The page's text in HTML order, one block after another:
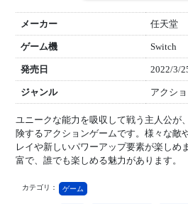
メーカー 任天堂
ゲーム機 Switch
発売日 2022/3/
ジャンル アクシ
ユニークな能力を吸収して戦う主人公が
険するアクションゲームです。様々な敵
レイや新しいパワーアップ要素が楽しめ
富で、誰でも楽しめる魅力があります。
カテゴリ： ゲーム